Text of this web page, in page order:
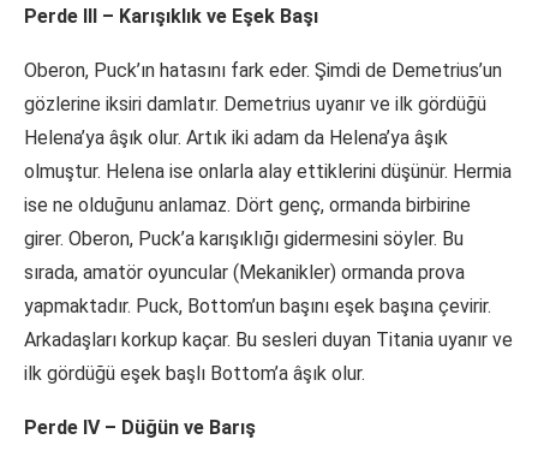
Perde III – Karışıklık ve Eşek Başı
Oberon, Puck’ın hatasını fark eder. Şimdi de Demetrius’un
gözlerine iksiri damlatır. Demetrius uyanır ve ilk gördüğü
Helena’ya âşık olur. Artık iki adam da Helena’ya âşık
olmuştur. Helena ise onlarla alay ettiklerini düşünür. Hermia
ise ne olduğunu anlamaz. Dört genç, ormanda birbirine
girer. Oberon, Puck’a karışıklığı gidermesini söyler. Bu
sırada, amatör oyuncular (Mekanikler) ormanda prova
yapmaktadır. Puck, Bottom’un başını eşek başına çevirir.
Arkadaşları korkup kaçar. Bu sesleri duyan Titania uyanır ve
ilk gördüğü eşek başlı Bottom’a âşık olur.
Perde IV – Düğün ve Barış